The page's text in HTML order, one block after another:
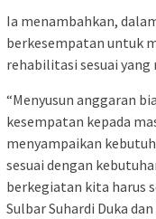
Ia menambahkan,
berkesempatan untuk
rehabilitasi sesuai yang
“Menyusun anggaran
kesempatan kepada
menyampaikan
sesuai dengan
berkegiatan kita harus
Sulbar Suhardi Duka